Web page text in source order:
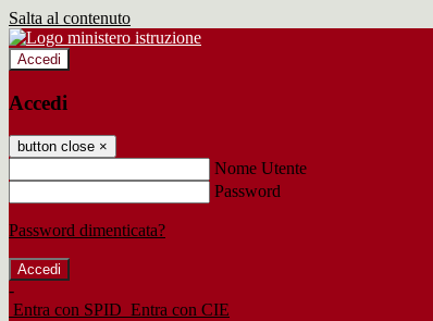
Salta al contenuto
Accedi
Accedi
button close ×
Nome Utente
Password
Password dimenticata?
-
Entra con SPID Entra con CIE